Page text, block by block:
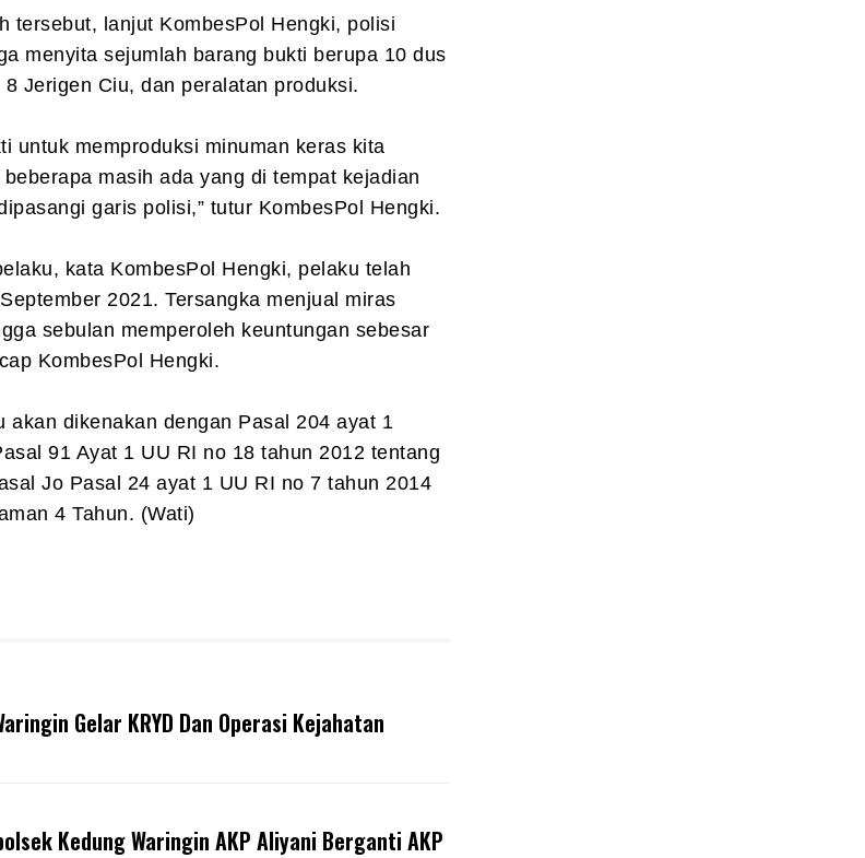
tersebut, lanjut KombesPol Hengki, polisi
menyita sejumlah barang bukti berupa 10 dus
Jerigen Ciu, dan peralatan produksi.
untuk memproduksi minuman keras kita
masih ada yang di tempat kejadian
garis polisi,” tutur KombesPol Hengki.
kata KombesPol Hengki, pelaku telah
2021. Tersangka menjual miras
sebulan memperoleh keuntungan sebesar
KombesPol Hengki.
akan dikenakan dengan Pasal 204 ayat 1
91 Ayat 1 UU RI no 18 tahun 2012 tentang
Jo Pasal 24 ayat 1 UU RI no 7 tahun 2014
4 Tahun. (Wati)
Gelar KRYD Dan Operasi Kejahatan
Kedung Waringin AKP Aliyani Berganti AKP